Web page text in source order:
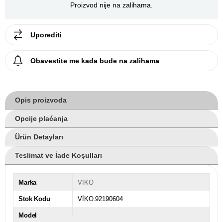
Proizvod nije na zalihama.
Uporediti
Obavestite me kada bude na zalihama
Opis proizvoda
Opcije plaćanja
Ürün Detayları
Teslimat ve İade Koşulları
Marka VİKO
Stok Kodu VİKO.92190604
Model